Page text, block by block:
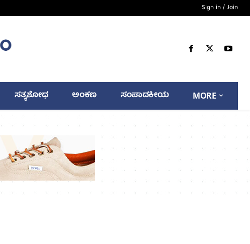
Sign in / Join
ಸತ್ಯಶೋಧ ಅಂಕಣ ಸಂಪಾದಕೀಯ MORE